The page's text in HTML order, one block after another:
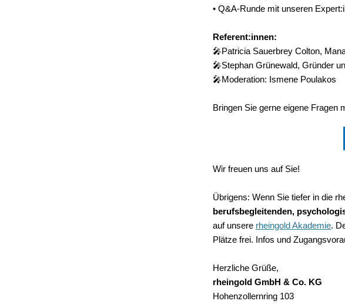
• Q&A-Runde mit unseren
Referent:innen:
🎤Patricia Sauerbrey Colton,
🎤Stephan Grünewald, Gründer
🎤Moderation: Ismene Poulakos
Bringen Sie gerne eigene Fragen
Wir freuen uns auf Sie!
Übrigens: Wenn Sie tiefer in die
berufsbegleitenden,
auf unsere rheingold Akademie.
Plätze frei. Infos und
Herzliche Grüße,
rheingold GmbH & Co. KG
Hohenzollernring 103